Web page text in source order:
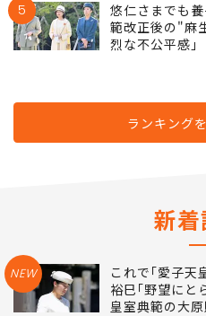
5
悠仁さまでも
範改正後の"麻
烈な不公平感｣
ランキング
新
NEW
これで｢愛子天
裕巳｢野望にと
皇室典範の大原